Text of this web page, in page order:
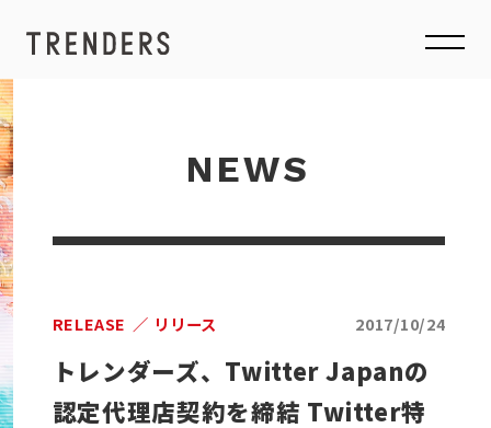
NEWS
RELEASE リリース 2017/10/24
トレンダーズ、Twitter Japanの
認定代理店契約を締結 Twitter特